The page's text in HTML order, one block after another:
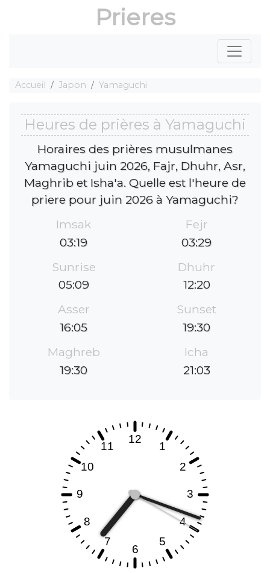
Prieres
Accueil Japon Yamaguchi
Heures de prières à Yamaguchi
Horaires des prières musulmanes
Yamaguchi juin 2026, Fajr, Dhuhr, Asr,
Maghrib et Isha'a. Quelle est l'heure de
priere pour juin 2026 à Yamaguchi?
Imsak
03:19
Fejr
03:29
Sunrise
05:09
Dhuhr
12:20
Asser
16:05
Sunset
19:30
Maghreb
19:30
Icha
21:03